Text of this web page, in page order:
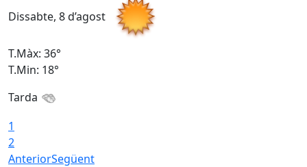
Dissabte, 8 d’agost
T.Màx: 36°
T.Min: 18°
Tarda
1
2
AnteriorSegüent